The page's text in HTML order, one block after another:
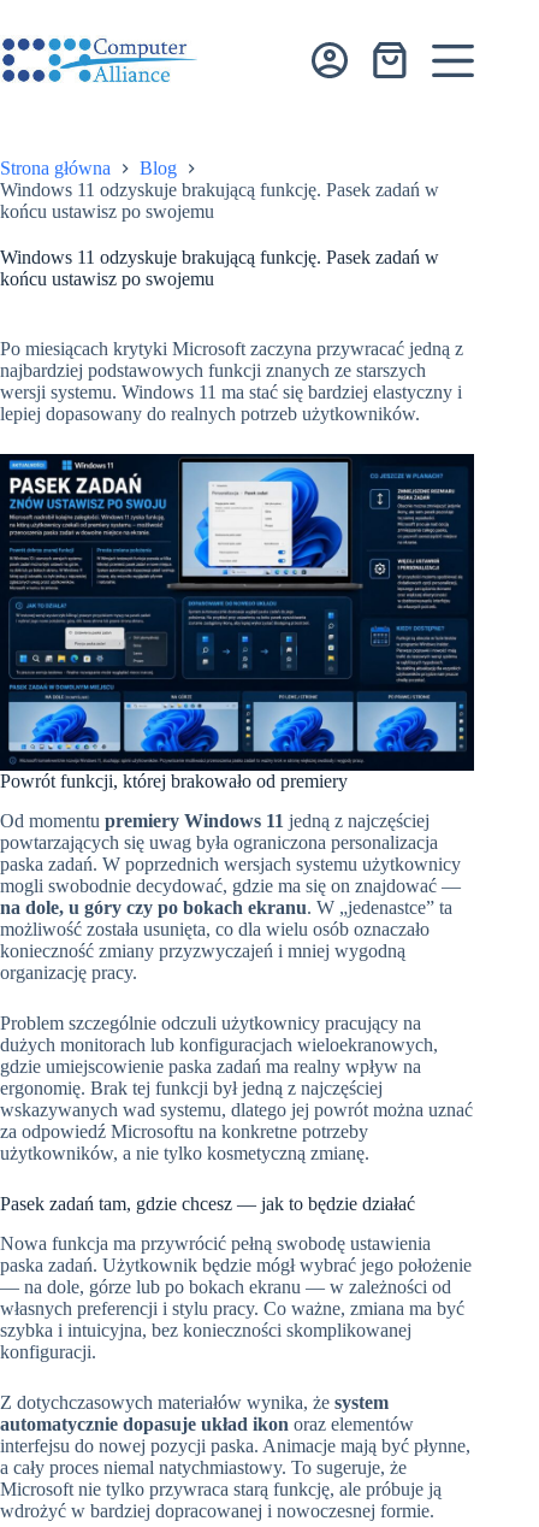
treści
Koszyk
Strona główna
Blog
Windows 11 odzyskuje brakującą funkcję. Pasek zadań w
końcu ustawisz po swojemu
Windows 11 odzyskuje brakującą funkcję. Pasek zadań w
końcu ustawisz po swojemu
Po miesiącach krytyki Microsoft zaczyna przywracać jedną z
najbardziej podstawowych funkcji znanych ze starszych
wersji systemu. Windows 11 ma stać się bardziej elastyczny i
lepiej dopasowany do realnych potrzeb użytkowników.
Powrót funkcji, której brakowało od premiery
Od momentu premiery Windows 11 jedną z najczęściej
powtarzających się uwag była ograniczona personalizacja
paska zadań. W poprzednich wersjach systemu użytkownicy
mogli swobodnie decydować, gdzie ma się on znajdować —
na dole, u góry czy po bokach ekranu. W „jedenastce” ta
możliwość została usunięta, co dla wielu osób oznaczało
konieczność zmiany przyzwyczajeń i mniej wygodną
organizację pracy.
Problem szczególnie odczuli użytkownicy pracujący na
dużych monitorach lub konfiguracjach wieloekranowych,
gdzie umiejscowienie paska zadań ma realny wpływ na
ergonomię. Brak tej funkcji był jedną z najczęściej
wskazywanych wad systemu, dlatego jej powrót można uznać
za odpowiedź Microsoftu na konkretne potrzeby
użytkowników, a nie tylko kosmetyczną zmianę.
Pasek zadań tam, gdzie chcesz — jak to będzie działać
Nowa funkcja ma przywrócić pełną swobodę ustawienia
paska zadań. Użytkownik będzie mógł wybrać jego położenie
— na dole, górze lub po bokach ekranu — w zależności od
własnych preferencji i stylu pracy. Co ważne, zmiana ma być
szybka i intuicyjna, bez konieczności skomplikowanej
konfiguracji.
Z dotychczasowych materiałów wynika, że system
automatycznie dopasuje układ ikon oraz elementów
interfejsu do nowej pozycji paska. Animacje mają być płynne,
a cały proces niemal natychmiastowy. To sugeruje, że
Microsoft nie tylko przywraca starą funkcję, ale próbuje ją
wdrożyć w bardziej dopracowanej i nowoczesnej formie.